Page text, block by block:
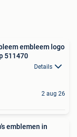
embleem logo
511470
Details
2 aug 26
emblemen in